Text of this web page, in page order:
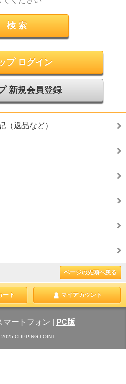
プ ログイン
新規会員登録
（返品など）
ページの先頭へ戻る
ート マイアカウント
マートフォン PC版
2025 CLIPPING POINT